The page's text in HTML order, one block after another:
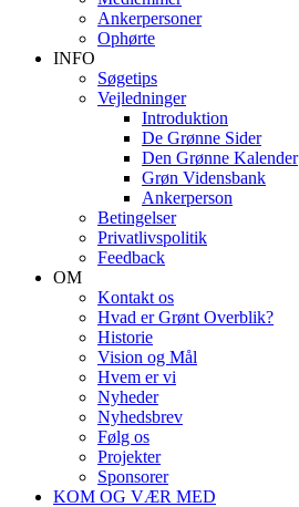
Ankerpersoner
Ophørte
INFO
Søgetips
Vejledninger
Introduktion
De Grønne Sider
Den Grønne Kalender
Grøn Vidensbank
Ankerperson
Betingelser
Privatlivspolitik
Feedback
OM
Kontakt os
Hvad er Grønt Overblik?
Historie
Vision og Mål
Hvem er vi
Nyheder
Nyhedsbrev
Følg os
Projekter
Sponsorer
KOM OG VÆR MED